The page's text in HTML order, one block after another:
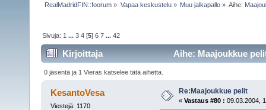
RealMadridFIN::foorum » Vapaa keskustelu» Muu jalkapallo» Aihe:
Sivuja: 1 ...3 4 [5]6 7 ...42
Kirjoittaja Aihe: Maajoukkue
0 jäsentä ja 1 Vieras katselee tätä aihetta.
KesantoVesa
Viestejä: 1170
Re:Maajoukkue pelit
« Vastaus #80 : 09.03.2004,